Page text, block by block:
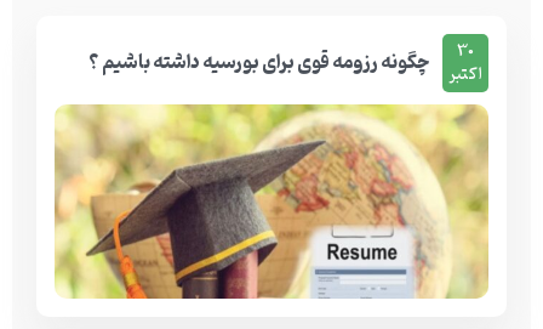
30
اکتبر چگونه رزومه قوی برای بورسیه داشته باشیم ؟